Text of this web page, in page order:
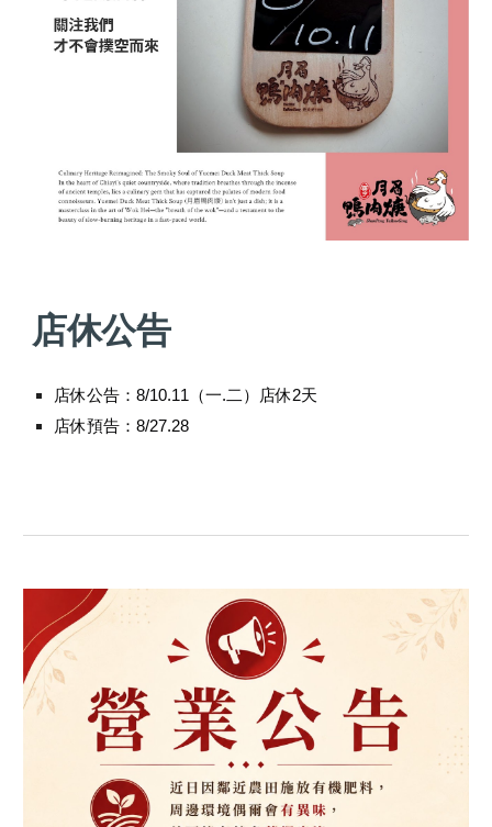
店休公告
店休公告：8/10.11（一.二） 店休2天
店休預告 ：8/27.28